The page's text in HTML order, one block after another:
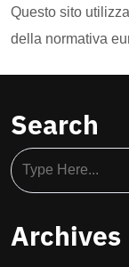
Questo sito
della normativa
Search
Archives